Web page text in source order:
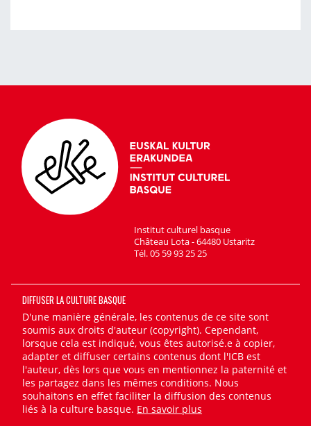
Institut culturel basque
Château Lota - 64480 Ustaritz
Tél. 05 59 93 25 25
DIFFUSER LA CULTURE BASQUE
D'une manière générale, les contenus de ce site sont
soumis aux droits d'auteur (copyright). Cependant,
lorsque cela est indiqué, vous êtes autorisé.e à copier,
adapter et diffuser certains contenus dont l'ICB est
l'auteur, dès lors que vous en mentionnez la paternité et
les partagez dans les mêmes conditions. Nous
souhaitons en effet faciliter la diffusion des contenus
liés à la culture basque. En savoir plus